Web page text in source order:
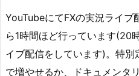
YouTubeにてFXの実況ライ
ら1時間ほど行っています(20
イブ配信をしています)。特別
で増やせるか、ドキュメンタ